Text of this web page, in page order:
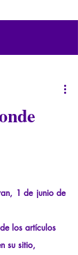
1 de junio de
los artículos
su sitio,